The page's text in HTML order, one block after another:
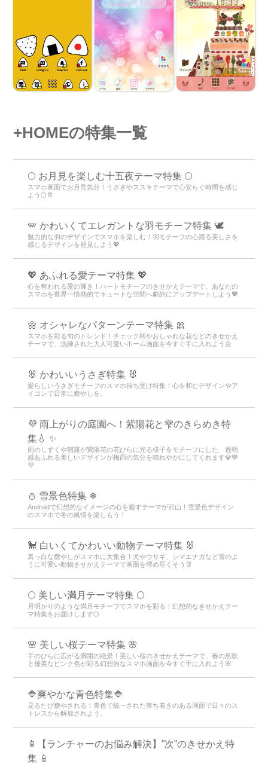
+HOMEの特集一覧
🌕 お月見を楽しむ十五夜テーマ特集 🌕
スマホ画面でお月見気分！うさぎやススキテーマで心安らぐ時間を感じ
よう🌕🐰
🪽 かわいくてエレガントな羽モチーフ特集 🕊️
魅力的な羽のデザインでスマホを楽しむ！羽モチーフの心躍る美しさを
感じるデザインを発見しよう💖
💖 あふれる愛テーマ特集 💖
心を奪われる愛の輝き！ハートモチーフのきせかえテーマで、あなたの
スマホを世界一情熱的でキュートな空間へ劇的にアップデートしよう💖
🌼 オシャレなパターンテーマ特集 🎀
スマホを彩る旬のトレンド！チェック柄やおしゃれな花などのきせかえ
テーマで、洗練された大人可愛いホーム画面を今すぐ手に入れよう🌼
🐰 かわいいうさぎ特集 🐰
愛らしいうさぎモチーフのスマホ待ち受け特集！心を和むデザインやア
イコンで日常に癒やしを。
💜 雨上がりの庭園へ！紫陽花と雫のきらめき特
集💧 ✨
雨のしずくや朝露が紫陽花の花びらに光る様子をモチーフにした、透明
感あふれる美しいデザインが梅雨の気分を晴れやかにしてくれます💎💙
💜
⛄ 雪景色特集 ❄
Androidで幻想的なイメージの心を癒すテーマが沢山！雪景色デザイン
のスマホで冬の風情を楽しもう！
🐩 白いくてかわいい動物テーマ特集 🐰
真っ白な癒やしがスマホに大集合！犬やウサギ、シマエナガなど雪のよ
うに可愛い動物きせかえテーマで画面を埋め尽くそう🐰
🌕 美しい満月テーマ特集 🌕
月明かりのような満月モチーフでスマホを彩る！幻想的なきせかえテー
マ特集をお届けします🌕
🌸 美しい桜テーマ特集 🌸
手のひらに広がる満開の絶景！美しい桜のきせかえテーマで、春の息吹
と優美なピンク色が彩る幻想的なスマホ画面を今すぐ手に入れよう🌸
🔷爽やかな青色特集🔷
見るたび癒やされる！青色で統一された落ち着きのある画面で日々のス
トレスから解放されよう。
📱【ランチャーのお悩み解決】”次”のきせかえ特
集 📱